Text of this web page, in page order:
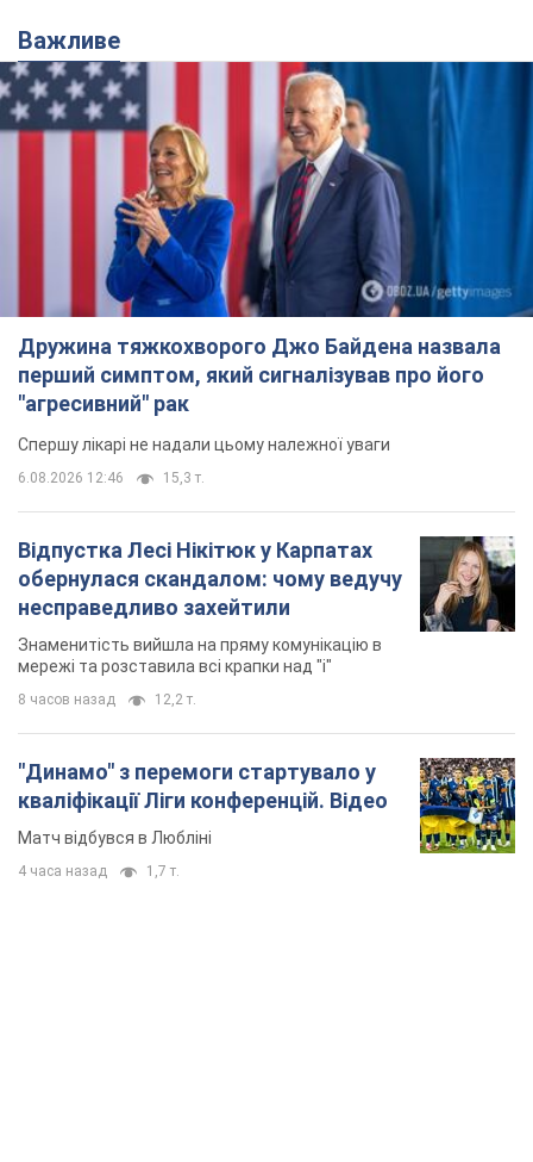
Важливе
Дружина тяжкохворого Джо Байдена назвала
перший симптом, який сигналізував про його
"агресивний" рак
Спершу лікарі не надали цьому належної уваги
6.08.2026 12:46 15,3 т.
Відпустка Лесі Нікітюк у Карпатах
обернулася скандалом: чому ведучу
несправедливо захейтили
Знаменитість вийшла на пряму комунікацію в
мережі та розставила всі крапки над "і"
8 часов назад 12,2 т.
"Динамо" з перемоги стартувало у
кваліфікації Ліги конференцій. Відео
Матч відбувся в Любліні
4 часа назад 1,7 т.